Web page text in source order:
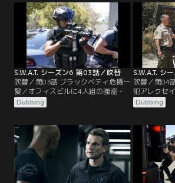
にタイ北部に住むジョーの家に遊び
に行く。ジョーは国境付近で麻薬取
り締まりの仕事をしていた。ホンド
ーは、最近LAで流通している…。
れ去られて
ーコン、タ
トと弟のウ
SWATと協
う。一方、
は…。
S.W.A.T. シーズン6 第03話／吹替
吹替／第03話 ブラックベティ危機一
髪／オフィスビルに4人組の強盗が
押し入った。1人が撃たれたとの通
報を受けてチームはブラックベティ
はおらず、社員の誰も通報していな
いことが判明。誤報だと知って外に
飛び出すが、既に犯人たちはブラッ
クベティを奪って去った後だった。
チームは元ロス市警の同僚で今はFBI
捜査官のバスケスと…。
Dubbing
S.W.A.T. シ
吹替／第04
犯アレクセ
めた場所へ
務所から出
ローマンの
ートのロン
ゲル・アル
動となるが
す。ホンド
アと再会す
Dubbing